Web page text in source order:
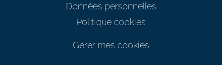
Données personnelles
Politique cookies
Gérer mes cookies